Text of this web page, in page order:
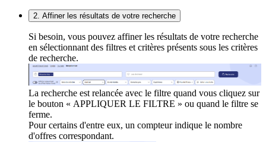
2. Affiner les résultats de votre recherche
Si besoin, vous pouvez affiner les résultats de votre recherche
en sélectionnant des filtres et critères présents sous les critères
de recherche.
La recherche est relancée avec le filtre quand vous cliquez sur
le bouton « APPLIQUER LE FILTRE » ou quand le filtre se
ferme.
Pour certains d'entre eux, un compteur indique le nombre
d'offres correspondant.